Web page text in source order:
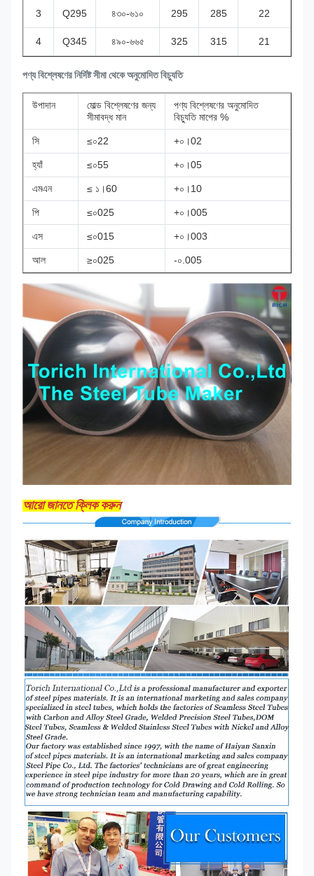
3 Q295 ৪৩০-৬১০ 295 285 22
4 Q345 ৪৯০-৬৬৫ 325 315 21
পণ্য বিশ্লেষণের নির্দিষ্ট সীমা থেকে অনুমোদিত বিচ্যুতি
উপাদান
মোল্ড বিশ্লেষণের জন্য
সীমাবদ্ধ মান
পণ্য বিশ্লেষণের অনুমোদিত
বিচ্যুতি মাপের %
সি ≤০22 +০।02
হ্যাঁ ≤০55 +০।05
এমএন ≤ ১।60 +০।10
পি ≤০025 +০।005
এস ≤০015 +০।003
আল ≥০025 -০.005
আরো জানতে ক্লিক করুন